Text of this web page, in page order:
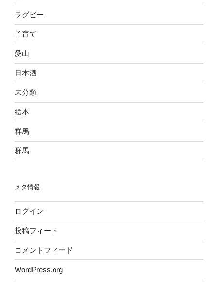
ラグビー
子育て
愛山
日本酒
未分類
絵本
群馬
群馬
メタ情報
ログイン
投稿フィード
コメントフィード
WordPress.org